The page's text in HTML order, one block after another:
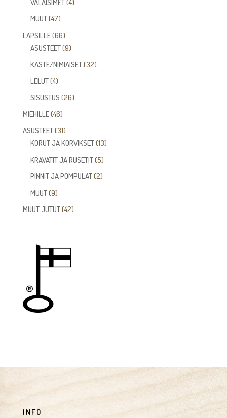
VALAISIMET 4
MUUT 4747
tuotetta
LAPSILLE 6666
tuotetta
ASUSTEET 99
tuotetta
KASTE/NIMIÄISET 3232
LELUT 44
tuotetta
SISUSTUS 2626
MIEHILLE 4646
tuotetta
ASUSTEET 3131
tuotetta
KORUT JA KORVIKSET 1313
KRAVATIT JA RUSETIT 55
tuotetta
PINNIT JA POMPULAT 22
MUUT 99
tuotetta
MUUT JUTUT 4242
INFO